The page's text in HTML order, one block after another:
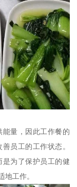
量，因此工作餐的
员工的工作状态。
为了保护员工的健
地工作。